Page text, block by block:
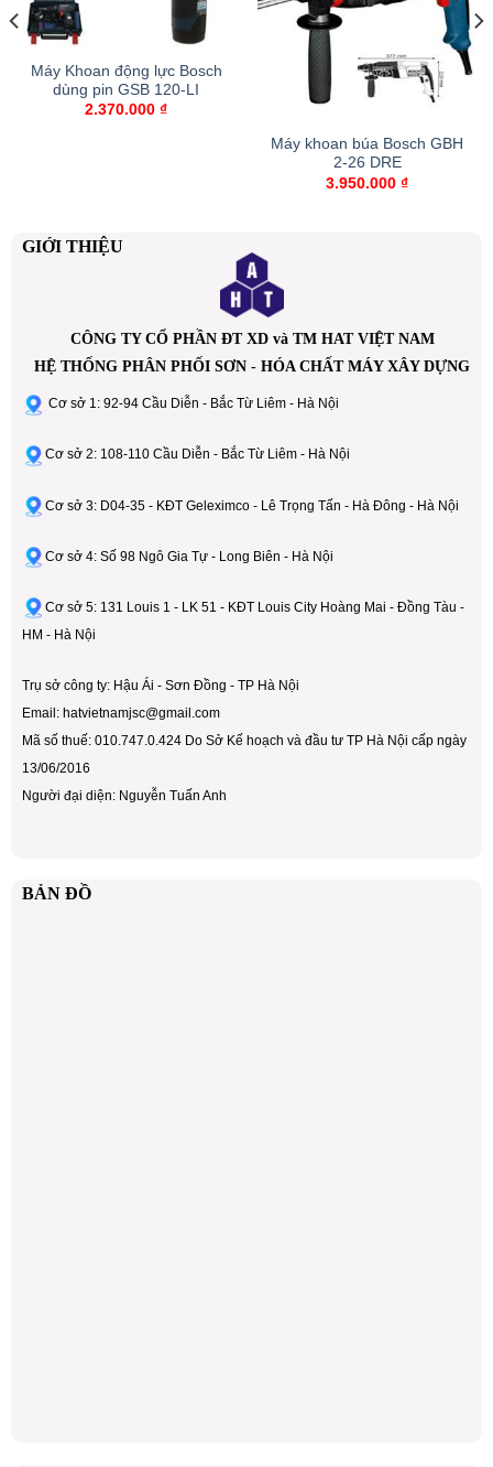
Máy Khoan động lực Bosch
dùng pin GSB 120-LI
2.370.000 ₫
Máy khoan búa Bosch GBH
2-26 DRE
3.950.000 ₫
GIỚI THIỆU
CÔNG TY CỔ PHẦN ĐT XD và TM HAT VIỆT NAM
HỆ THỐNG PHÂN PHỐI SƠN - HÓA CHẤT MÁY XÂY DỰNG
Cơ sở 1: 92-94 Cầu Diễn - Bắc Từ Liêm - Hà Nội
Cơ sở 2: 108-110 Cầu Diễn - Bắc Từ Liêm - Hà Nội
Cơ sở 3: D04-35 - KĐT Geleximco - Lê Trọng Tấn - Hà Đông - Hà Nội
Cơ sở 4: Số 98 Ngô Gia Tự - Long Biên - Hà Nội
Cơ sở 5: 131 Louis 1 - LK 51 - KĐT Louis City Hoàng Mai - Đồng Tàu -
HM - Hà Nội
Trụ sở công ty: Hậu Ái - Sơn Đồng - TP Hà Nội
Email: hatvietnamjsc@gmail.com
Mã số thuế: 010.747.0.424 Do Sở Kế hoạch và đầu tư TP Hà Nội cấp ngày
13/06/2016
Người đại diện: Nguyễn Tuấn Anh
BẢN ĐỒ